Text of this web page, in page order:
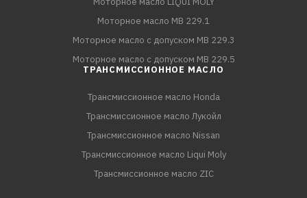
Моторное масло MB 229.1
Моторное масло с допуском MB 229.3
Моторное масло с допуском MB 229.5
ТРАНСМИССИОННОЕ МАСЛО
Трансмиссионное масло Honda
Трансмиссионное масло Лукойл
Трансмиссионное масло Nissan
Трансмиссионное масло Liqui Moly
Трансмиссионное масло ZIC